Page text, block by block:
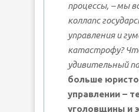
процессы, – мы
коллапс
управления и
катастрофу?
удивительный
больше
управлении –
уголовщины и